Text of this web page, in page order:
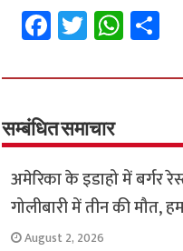
Fa
ce
b
o
o
k
T
wi
tt
er
W
h
at
p
p
सम्बंधित समाचार
अमेरिका के इडाहो में बर्गर
गोलीबारी में तीन की मौत,
August 2, 2026